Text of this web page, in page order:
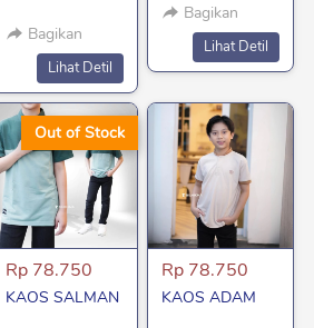
Bagikan
`Lihat Detil
Bagikan
`Lihat Detil
Rp 78.750
KAOS SALMAN
Out of Stock
Rp 78.750
KAOS ADAM